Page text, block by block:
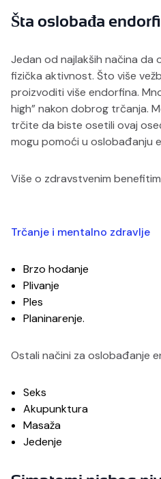
Šta oslobađa
Jedan od najlakših načina da
fizička aktivnost. Što više
proizvoditi više endorfina.
high” nakon dobrog trčanja.
trčite da biste osetili ovaj
mogu pomoći u oslobađanju
Više o zdravstvenim
Trčanje i mentalno zdravlje
Brzo hodanje
Plivanje
Ples
Planinarenje.
Ostali načini za oslobađanje
Seks
Akupunktura
Masaža
Jedenje